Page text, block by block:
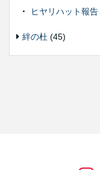
ヒヤリハット報告
絆の杜 (45)